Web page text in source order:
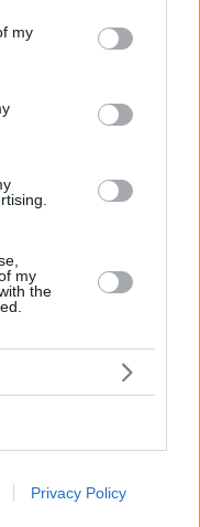
You may click to
third-party tags to
in below Google
my
my
the
Privacy Policy
von Budapest
der Hauptstadt